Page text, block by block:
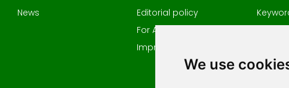
We use
News
Editorial policy
For Authors
Impressum